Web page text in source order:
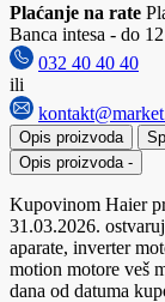
Plaćanje na rate
Banca intesa - do
032 40 40 40
ili
Opis proizvoda
Opis proizvoda -
Kupovinom Haier
31.03.2026.
aparate, inverter
motion motore veš
dana od datuma